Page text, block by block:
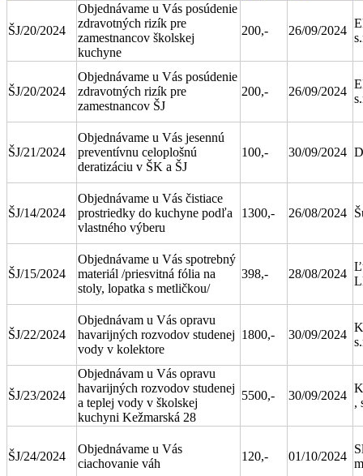
ŠJ/20/2024
Objednávame u Vás posúdenie
zdravotných rizík pre
zamestnancov školskej
kuchyne
200,- 26/09/2024
ŠJ/20/2024
Objednávame u Vás posúdenie
zdravotných rizík pre
zamestnancov ŠJ
200,- 26/09/2024
ŠJ/21/2024
Objednávame u Vás jesennú
preventívnu celoplošnú
deratizáciu v ŠK a ŠJ
100,- 30/09/2024
ŠJ/14/2024
Objednávame u Vás čistiace
prostriedky do kuchyne podľa
vlastného výberu
1300,- 26/08/2024
ŠJ/15/2024
Objednávame u Vás spotrebný
materiál /priesvitná fólia na
stoly, lopatka s metličkou/
398,- 28/08/2024
ŠJ/22/2024
Objednávam u Vás opravu
havarijných rozvodov studenej
vody v kolektore
1800,- 30/09/2024
ŠJ/23/2024
Objednávam u Vás opravu
havarijných rozvodov studenej
a teplej vody v školskej
kuchyni Kežmarská 28
5500,- 30/09/2024
,
ŠJ/24/2024
Objednávame u Vás
ciachovanie váh
120,- 01/10/2024